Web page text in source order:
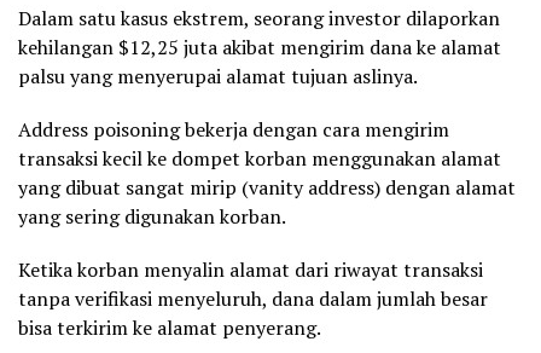
Dalam satu kasus ekstrem, seorang investor dilaporkan
kehilangan $12,25 juta akibat mengirim dana ke alamat
palsu yang menyerupai alamat tujuan aslinya.
Address poisoning bekerja dengan cara mengirim
transaksi kecil ke dompet korban menggunakan alamat
yang dibuat sangat mirip (vanity address) dengan alamat
yang sering digunakan korban.
Ketika korban menyalin alamat dari riwayat transaksi
tanpa verifikasi menyeluruh, dana dalam jumlah besar
bisa terkirim ke alamat penyerang.